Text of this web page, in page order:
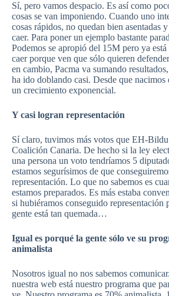
Sí, pero vamos despacio. Es así como
cosas se van imponiendo. Cuando uno
cosas rápidos, no quedan bien asentadas
caer. Para poner un ejemplo bastante
Podemos se apropió del 15M pero ya está
caer porque ven que sólo quieren
en cambio, Pacma va sumando
ha ido doblando casi. Desde que nacimos
un crecimiento exponencial.
Y casi logran representación
Sí claro, tuvimos más votos que EH-
Coalición Canaria. De hecho si la ley
una persona un voto tendríamos 5
estamos segurísimos de que
representación. Lo que no sabemos es
estamos preparados. Es más estaba
si hubiéramos conseguido representación
gente está tan quemada…
Igual es porqué la gente sólo ve su
animalista
Nosotros igual no nos sabemos
nuestra web está nuestro programa que